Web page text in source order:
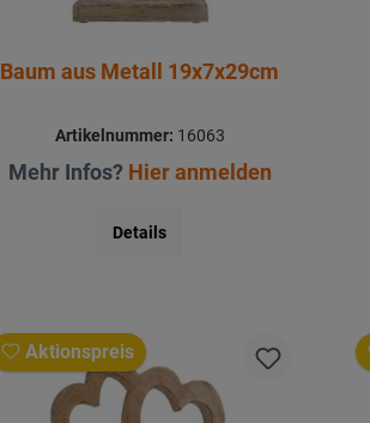
Baum aus Metall 19x7x29cm
Artikelnummer: 16063
Mehr Infos? Hier anmelden
Details
Aktionspreis